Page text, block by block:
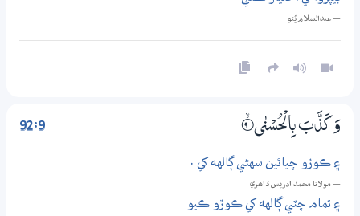
— عبدالسلام ڀُٽو
92:9 وَكَذَّبَ بِالْحُسْنٰى 9‏۝ۙ
۽ ڪوڙو چيائين سهڻي ڳالهه کي .
— مولانا محمد ادريس ڏاھري
۽ تمام چٽي ڳالهه کي ڪوڙو ڪيو